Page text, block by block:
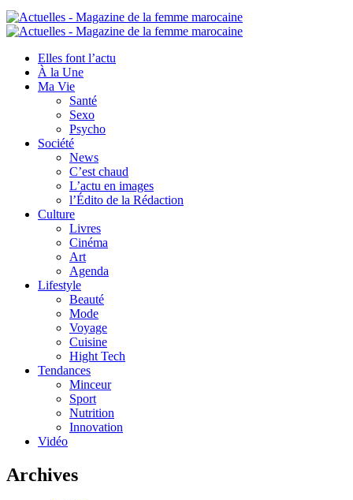
Elles font l’actu
À la Une
Ma Vie
Santé
Sexo
Psycho
Société
News
C’est chaud
L’actu en images
l’Édito de la Rédaction
Culture
Livres
Cinéma
Art
Agenda
Lifestyle
Beauté
Mode
Voyage
Cuisine
Hight Tech
Tendances
Minceur
Sport
Nutrition
Innovation
Vidéo
Archives